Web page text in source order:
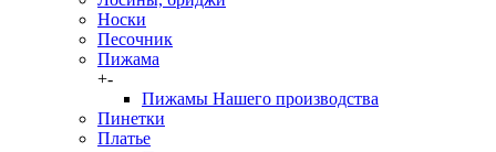
Носки
Песочник
Пижама
+-
Пижамы Нашего производства
Пинетки
Платье